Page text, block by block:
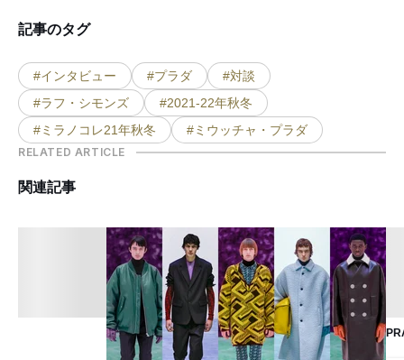
記事のタグ
#インタビュー #プラダ
#対談
#ラフ・シモンズ
#2021-22年秋冬
#ミラノコレ21年秋冬
#ミウッチャ・プラダ
RELATED ARTICLE
関連記事